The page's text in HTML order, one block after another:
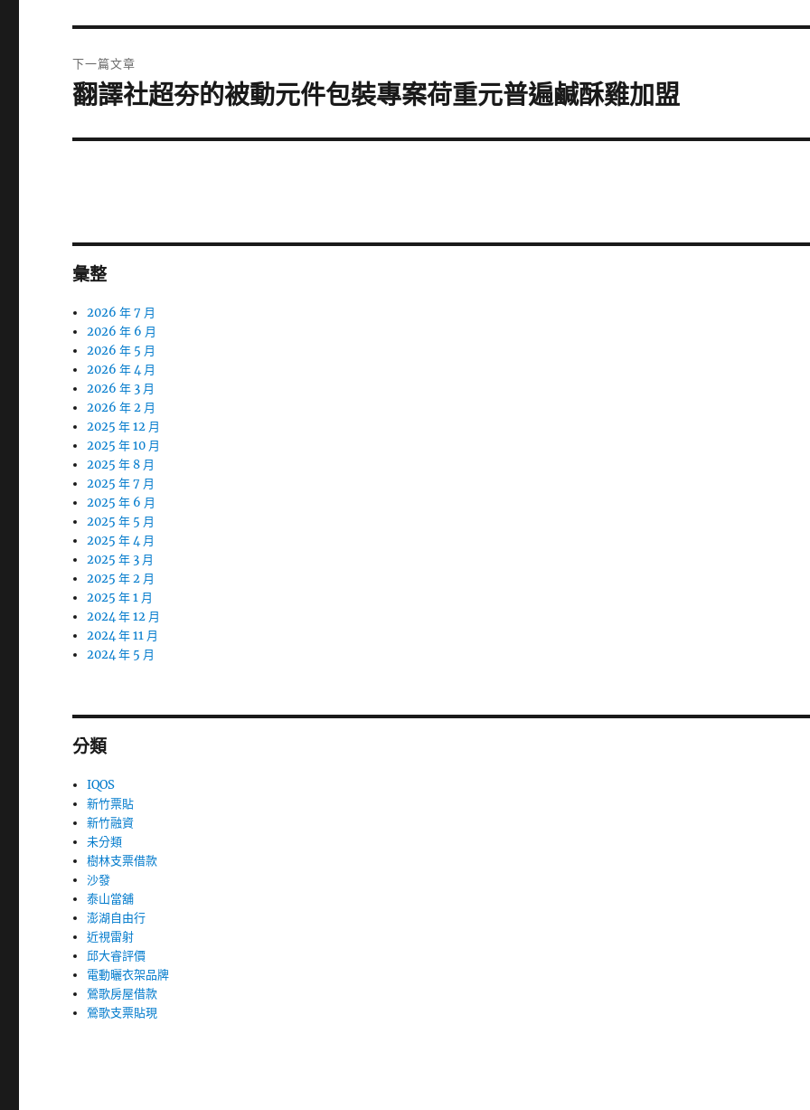
篇
文
章:
下一篇文章
下
篇
翻譯社超夯的被動元件包裝專案荷重元普遍鹹酥雞加盟
彙整
2026 年 7 月
2026 年 6 月
2026 年 5 月
2026 年 4 月
2026 年 3 月
2026 年 2 月
2025 年 12 月
2025 年 10 月
2025 年 8 月
2025 年 7 月
2025 年 6 月
2025 年 5 月
2025 年 4 月
2025 年 3 月
2025 年 2 月
2025 年 1 月
2024 年 12 月
2024 年 11 月
2024 年 5 月
分類
IQOS
新竹票貼
新竹融資
未分類
樹林支票借款
沙發
泰山當舖
澎湖自由行
近視雷射
邱大睿評價
電動曬衣架品牌
鶯歌房屋借款
鶯歌支票貼現